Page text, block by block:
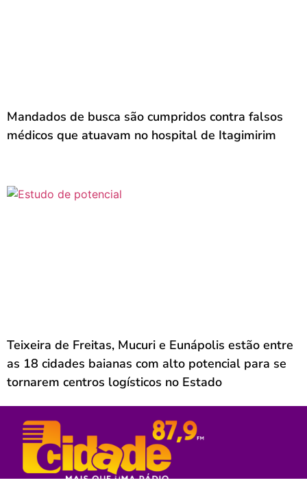
Mandados de busca são cumpridos contra falsos
médicos que atuavam no hospital de Itagimirim
Teixeira de Freitas, Mucuri e Eunápolis estão entre
as 18 cidades baianas com alto potencial para se
tornarem centros logísticos no Estado